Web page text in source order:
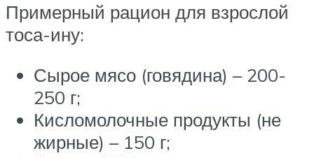
Примерный рацион для взрослой
тоса-ину:
Сырое мясо (говядина) – 200-
250 г;
Кисломолочные продукты (не
жирные) – 150 г;